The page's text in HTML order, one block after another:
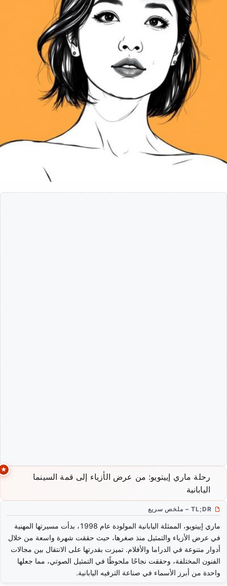
رحلة ماري إييتويو: من عرض الأزياء إلى قمة السينما
اليابانية
TL;DR – ملخص سريع
ماري إييتويو، الممثلة اليابانية المولودة عام 1998، بدأت مسيرتها المهنية
في عرض الأزياء والتمثيل منذ صغرها، حيث حققت شهرة واسعة من خلال
أدوار متنوعة في الدراما والأفلام. تميزت بقدرتها على الانتقال بين مجالات
الفنون المختلفة، وحققت نجاحًا ملحوظًا في التمثيل الصوتي، مما جعلها
واحدة من أبرز الأسماء في صناعة الترفيه اليابانية.